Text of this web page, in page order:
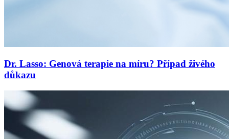
Dr. Lasso: Genová terapie na míru? Případ živého
důkazu